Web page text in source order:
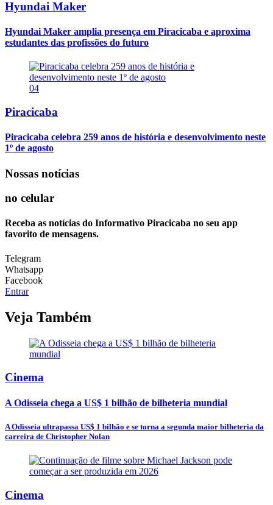
Hyundai Maker
Hyundai Maker amplia presença em Piracicaba e aproxima
estudantes das profissões do futuro
04
Piracicaba
Piracicaba celebra 259 anos de história e desenvolvimento neste
1º de agosto
Nossas notícias
no celular
Receba as notícias do Informativo Piracicaba no seu app
favorito de mensagens.
Telegram
Whatsapp
Facebook
Entrar
Veja Também
Cinema
A Odisseia chega a US$ 1 bilhão de bilheteria mundial
A Odisseia ultrapassa US$ 1 bilhão e se torna a segunda maior bilheteria da
carreira de Christopher Nolan
Cinema